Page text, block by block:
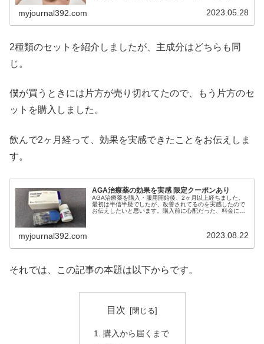
myjournal392.com 2023.05.28
2種類のセットを紹介しましたが、主成分はどちらも同
じ。
僕が買うときには片方が売り切れてたので、もう片方のセ
ットを購入しました。
飲んで2ヶ月経って、効果を実感できたことをお伝えしま
す。
AGA治療薬の効果を実感 限定クーポンあり
AGA治療薬を購入・服用開始後、2ヶ月以上経ちました。
最初は半信半疑でしたが、改善されてるのを実感したので
お伝えしたいと思います。購入前に心配だった、料金につ
myjournal392.com 2023.08.22
それでは、この記事の本題は以下からです。
目次
購入から届くまで